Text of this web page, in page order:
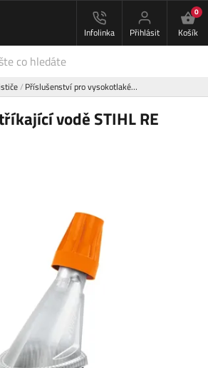
Infolinka Přihlásit
0
Košík
Příslušenství pro vysokotlaké…
vodě STIHL RE